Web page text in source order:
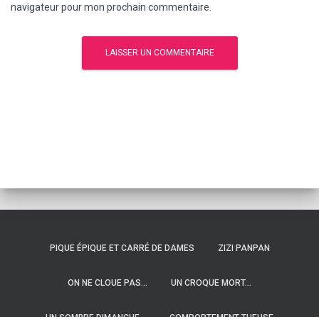
navigateur pour mon prochain commentaire.
PIQUE ÉPIQUE ET CARRÉ DE DAMES ZIZI PANPAN
ON NE CLOUE PAS… UN CROQUE MORT…